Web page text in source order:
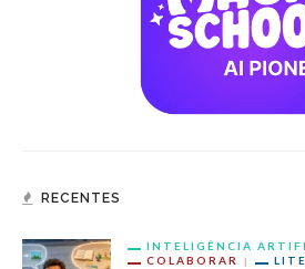
RECENTES
INTELIGÊNCIA
COLABORAR